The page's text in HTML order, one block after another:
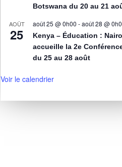
Botswana du 20 au 21
AOÛT
25
août 25 @ 0h00 -août 28 @
Kenya – Éducation :
accueille la 2e
du 25 au 28 août
Voir le calendrier